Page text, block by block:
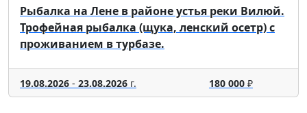
Рыбалка на Лене в районе устья реки Вилюй.
Трофейная рыбалка (щука, ленский осетр) с
проживанием в турбазе.
19.08.2026 - 23.08.2026 г. 180 000₽